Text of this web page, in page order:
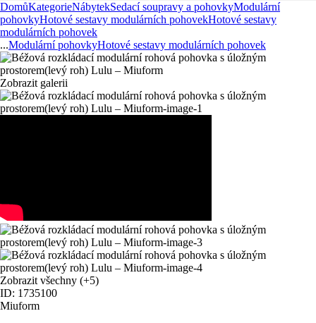
DomůKategorieNábytekSedací soupravy a pohovkyModulární
pohovkyHotové sestavy modulárních pohovekHotové sestavy
modulárních pohovek
...Modulární pohovkyHotové sestavy modulárních pohovek
Zobrazit galerii
Zobrazit všechny (+5)
ID: 1735100
Miuform